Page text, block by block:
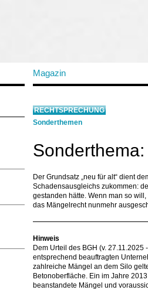
Magazin
RECHTSPRECHUNG
Sonderthemen
Der Grundsatz „neu für alt“ dient
Schadensausgleichs zukommen:
gestanden hätte. Wenn man so
das Mängelrecht nunmehr
Hinweis
Dem Urteil des BGH (v.
entsprechend beauftragten
zahlreiche Mängel an dem Silo
Betonoberfläche. Ein im Jahre
beanstandete Mängel und